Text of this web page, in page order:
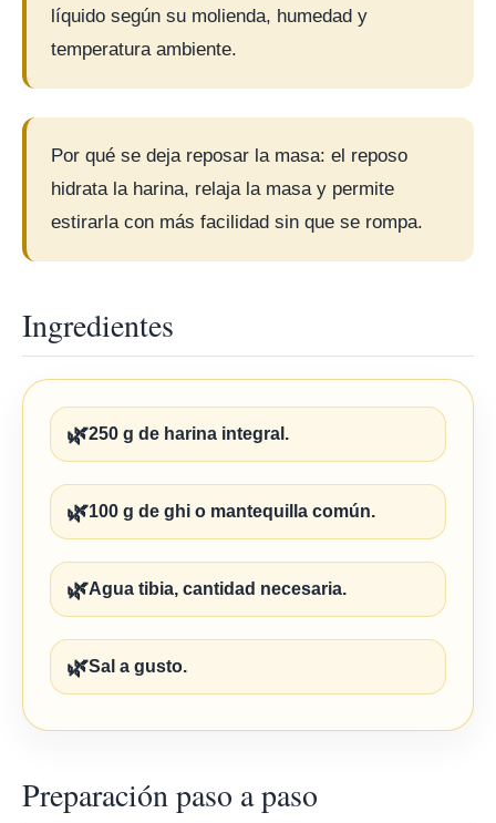
líquido según su molienda, humedad y
temperatura ambiente.
Por qué se deja reposar la masa: el reposo
hidrata la harina, relaja la masa y permite
estirarla con más facilidad sin que se rompa.
Ingredientes
🌿250 g de harina integral.
🌿100 g de ghi o mantequilla común.
🌿Agua tibia, cantidad necesaria.
🌿Sal a gusto.
Preparación paso a paso